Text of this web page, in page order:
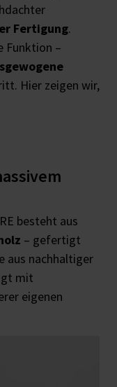
Fertigung.
Funktion –
Hier zeigen wir,
besteht aus
– gefertigt
aus nachhaltiger
mit
eigenen